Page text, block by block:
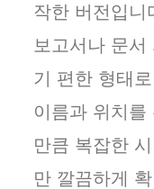
작한 버전입니
보고서나 문
기 편한 형태
이름과 위치를
만큼 복잡한
만 깔끔하게